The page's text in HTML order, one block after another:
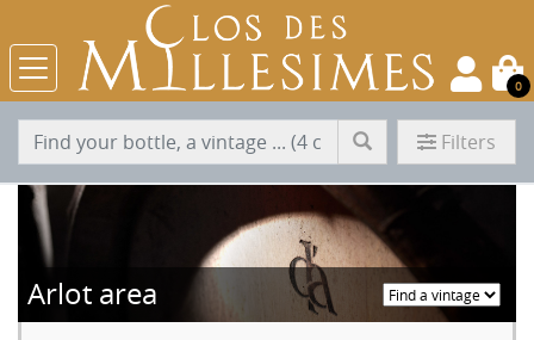
0
Filters
Arlot area